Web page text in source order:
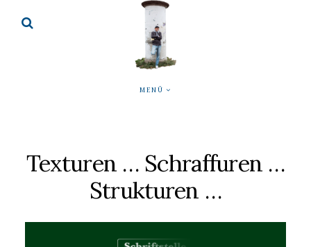
MENÜ
Texturen … Schraffuren …
Strukturen …